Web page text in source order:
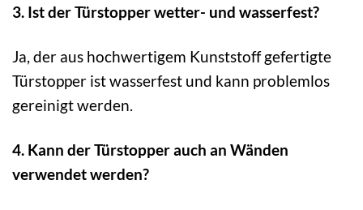
3. Ist der Türstopper wetter- und wasserfest?
Ja, der aus hochwertigem Kunststoff gefertigte
Türstopper ist wasserfest und kann problemlos
gereinigt werden.
4. Kann der Türstopper auch an Wänden
verwendet werden?